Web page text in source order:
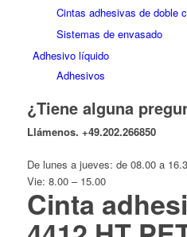
Cintas adhesivas de doble
Sistemas de envasado
Adhesivo líquido
Adhesivos
¿Tiene alguna
Llámenos. +49.202.266850
De lunes a jueves: de 08.00 a
Vie: 8.00 – 15.00
Cinta